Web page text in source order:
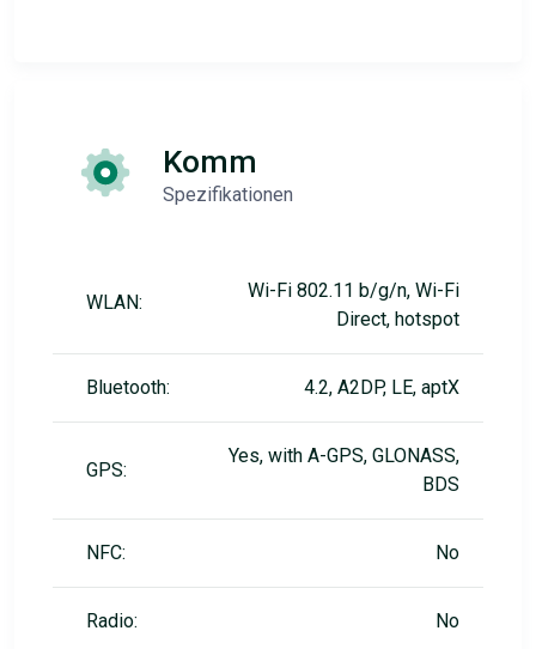
Komm
Spezifikationen
WLAN:
Wi-Fi 802.11 b/g/n, Wi-Fi
Direct, hotspot
Bluetooth: 4.2, A2DP, LE, aptX
GPS:
Yes, with A-GPS, GLONASS,
BDS
NFC: No
Radio: No